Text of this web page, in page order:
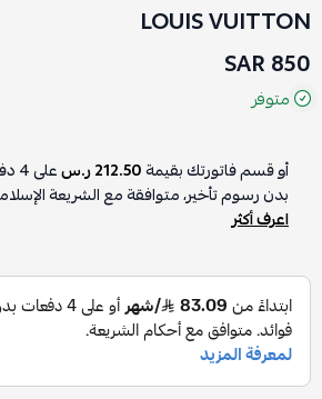
LOUIS VUITTON
850 SAR
متوفر
أو قسم فاتورتك بقيمة212.50 ر.س على4
بدون رسوم تأخير، متوافقة مع الشريعة
اعرف أكثر